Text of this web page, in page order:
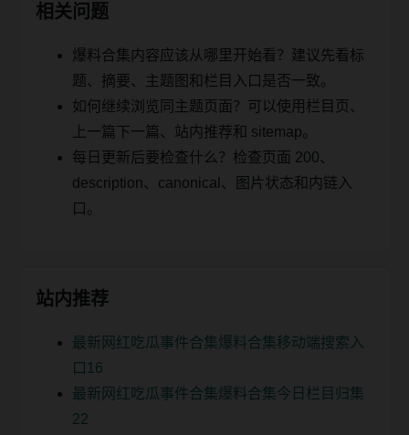
相关问题
爆料合集内容应该从哪里开始看？建议先看标
题、摘要、主题图和栏目入口是否一致。
如何继续浏览同主题页面？可以使用栏目页、
上一篇下一篇、站内推荐和 sitemap。
每日更新后要检查什么？检查页面 200、
description、canonical、图片状态和内链入
口。
站内推荐
最新网红吃瓜事件合集爆料合集移动端搜索入
口16
最新网红吃瓜事件合集爆料合集今日栏目归集
22